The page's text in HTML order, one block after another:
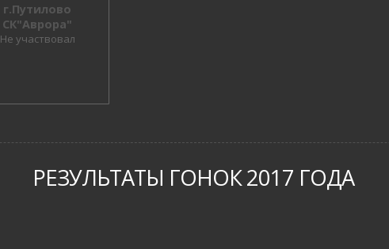
г.Путилово
СК"Аврора"
Не участвовал
РЕЗУЛЬТАТЫ ГОНОК 2017 ГОДА